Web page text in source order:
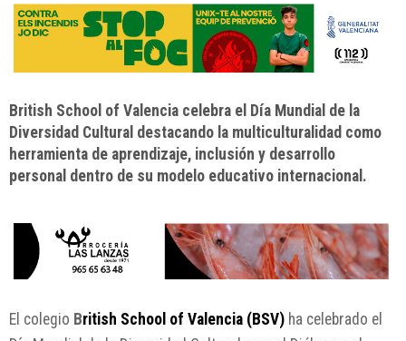
British School of Valencia celebra el Día Mundial de la
Diversidad Cultural destacando la multiculturalidad como
herramienta de aprendizaje, inclusión y desarrollo
personal dentro de su modelo educativo internacional.
El colegio British School of Valencia (BSV) ha celebrado el